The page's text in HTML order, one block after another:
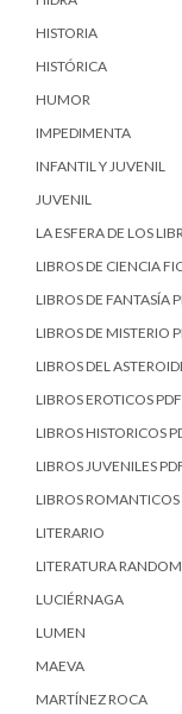
HISTORIA
HISTÓRICA
HUMOR
IMPEDIMENTA
INFANTIL Y JUVENIL
JUVENIL
LA ESFERA DE LOS
LIBROS DE CIENCIA
LIBROS DE FANTASÍA
LIBROS DE MISTERIO
LIBROS DEL
LIBROS EROTICOS PDF
LIBROS HISTORICOS
LIBROS JUVENILES
LIBROS ROMANTICOS
LITERARIO
LITERATURA
LUCIÉRNAGA
LUMEN
MAEVA
MARTÍNEZ ROCA